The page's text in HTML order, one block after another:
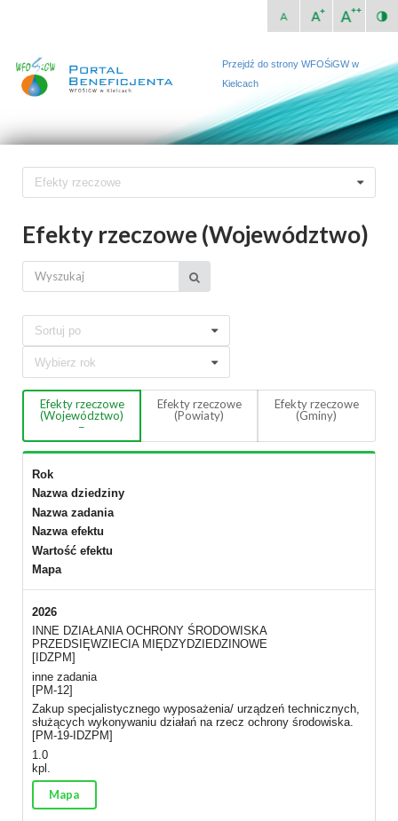
Przejdź do strony WFOŚiGW w
Kielcach
Efekty rzeczowe
Efekty rzeczowe (Województwo)
Sortuj po
Wybierz rok
Efekty rzeczowe
(Województwo)
Efekty rzeczowe
(Powiaty)
Efekty rzeczowe
(Gminy)
Rok
Nazwa dziedziny
Nazwa zadania
Nazwa efektu
Wartość efektu
Mapa
2026
INNE DZIAŁANIA OCHRONY ŚRODOWISKA
PRZEDSIĘWZIECIA MIĘDZYDZIEDZINOWE
[IDZPM]
inne zadania
[PM-12]
Zakup specjalistycznego wyposażenia/ urządzeń technicznych,
służących wykonywaniu działań na rzecz ochrony środowiska.
[PM-19-IDZPM]
1.0
kpl.
Mapa